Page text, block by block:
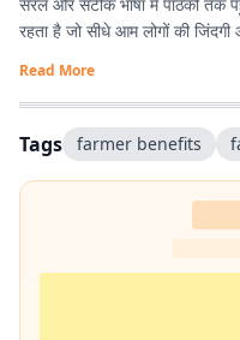
रहता है जो सीधे आम लोगों की
Read More
Tags farmer benefits